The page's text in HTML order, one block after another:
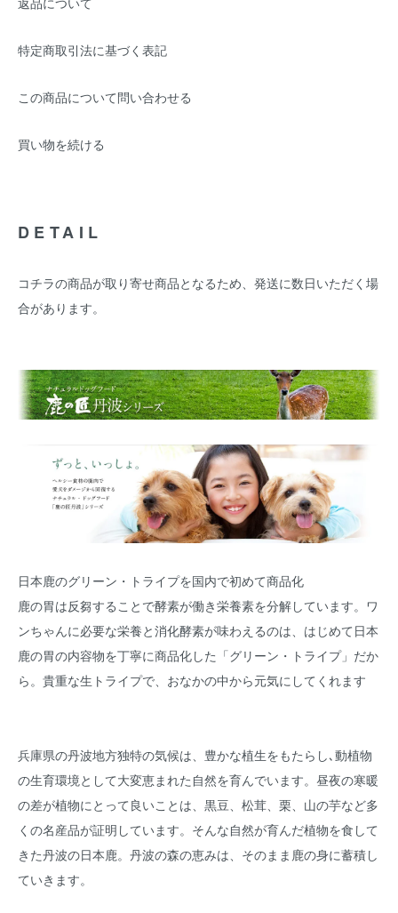
特定商取引法に基づく表記
この商品について問い合わせる
買い物を続ける
DETAIL
コチラの商品が取り寄せ商品となるため、発送に数日いただく場
合があります。
日本鹿のグリーン・トライプを国内で初めて商品化
鹿の胃は反芻することで酵素が働き栄養素を分解しています。ワ
ンちゃんに必要な栄養と消化酵素が味わえるのは、はじめて日本
鹿の胃の内容物を丁寧に商品化した「グリーン・トライプ」だか
ら。貴重な生トライプで、おなかの中から元気にしてくれます
兵庫県の丹波地方独特の気候は、豊かな植生をもたらし､動植物
の生育環境として大変恵まれた自然を育んでいます。昼夜の寒暖
の差が植物にとって良いことは、黒豆、松茸、栗、山の芋など多
くの名産品が証明しています。そんな自然が育んだ植物を食して
きた丹波の日本鹿。丹波の森の恵みは、そのまま鹿の身に蓄積し
ていきます。